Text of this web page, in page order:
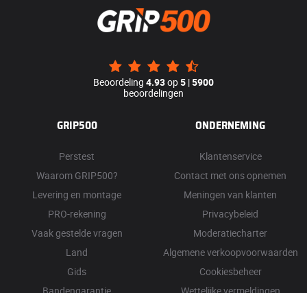
Beoordeling 4.93op5 |5900
beoordelingen
GRIP500
Perstest
Waarom GRIP500?
Levering en montage
PRO-rekening
Vaak gestelde vragen
Land
Gids
ONDERNEMING
Klantenservice
Contact met ons opnemen
Meningen van klanten
Privacybeleid
Moderatiecharter
Algemene verkoopvoorwaarden
Cookiesbeheer